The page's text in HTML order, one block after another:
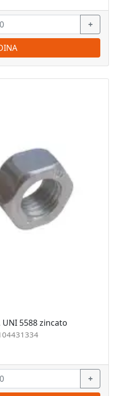
+
5588 zincato
+